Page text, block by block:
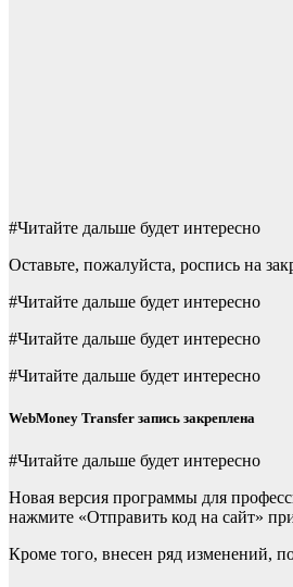
#Читайте дальше будет интересно
Оставьте, пожалуйста, роспись на
#Читайте дальше будет интересно
#Читайте дальше будет интересно
#Читайте дальше будет интересно
WebMoney Transfer запись закреплена
#Читайте дальше будет интересно
Новая версия программы для
нажмите «Отправить код на сайт»
Кроме того, внесен ряд изменений,